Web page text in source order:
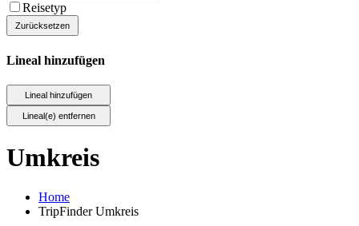
Reisetyp
Lineal hinzufügen
Umkreis
Home
TripFinder Umkreis